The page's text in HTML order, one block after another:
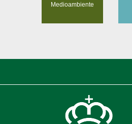
Medioambiente